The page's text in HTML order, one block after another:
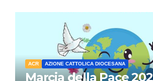
ACR AZIONE CATTOLICA DIOCESANA
Marcia della Pace